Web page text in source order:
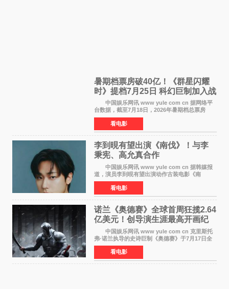
暑期档票房破40亿！《群星闪耀
时》提档7月25日 科幻巨制加入战
中国娱乐网讯 www yule com cn 据网络平
台数据，截至7月18日，2026年暑期档总票房
（含预售）已正式突破40亿元大关，年度总票房
也随之逼近197亿元。超百部中外佳片同台竞技，
点燃了盛夏的电
看电影
李到晛有望出演《南伐》！与李
秉宪、高允真合作
中国娱乐网讯 www yule com cn 据韩媒报
道，演员李到晛有望出演动作古装电影《南
伐》，与李秉宪、高允真合作，引发关注。
该片为动作古装片，讲述朝鲜初期，为了解救被
倭寇绑走的俘虏，9
看电影
诺兰《奥德赛》全球首周狂揽2.64
亿美元！创导演生涯最高开画纪
中国娱乐网讯 www yule com cn 克里斯托
弗·诺兰执导的史诗巨制《奥德赛》于7月17日全
球上映，首周末票房表现远超预期——北美首周
三天粗报1 245亿美元（开画3919馆），全球首周
2 641亿美元
看电影